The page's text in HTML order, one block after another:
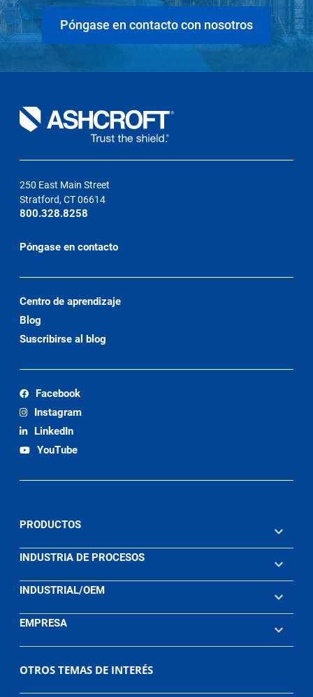
Póngase en contacto con nosotros
250 East Main Street
Stratford, CT 06614
800.328.8258
Póngase en contacto
Centro de aprendizaje
Blog
Suscribirse al blog
Facebook
Instagram
LinkedIn
YouTube
PRODUCTOS
INDUSTRIA DE PROCESOS
INDUSTRIAL/OEM
EMPRESA
OTROS TEMAS DE INTERÉS